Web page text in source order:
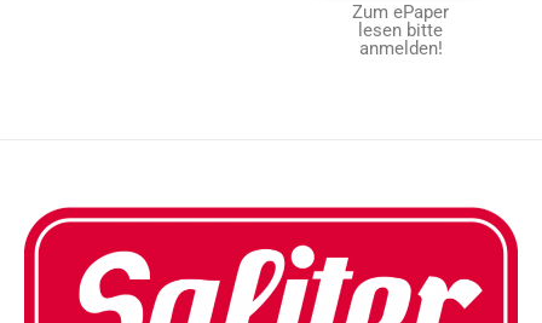
Zum ePaper
lesen bitte
anmelden!